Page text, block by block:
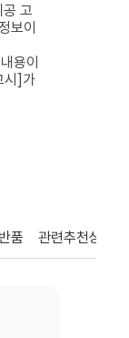
고
보이
용이
시]가
품 관련추천상품